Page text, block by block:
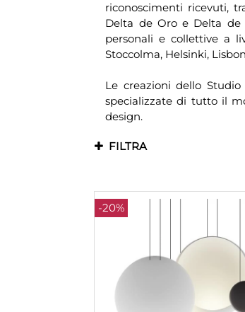
riconoscimenti ricevuti,
Delta de Oro e Delta de
personali e collettive a
Stoccolma, Helsinki,
Le creazioni dello
specializzate di tutto il
design.
FILTRA
-20%